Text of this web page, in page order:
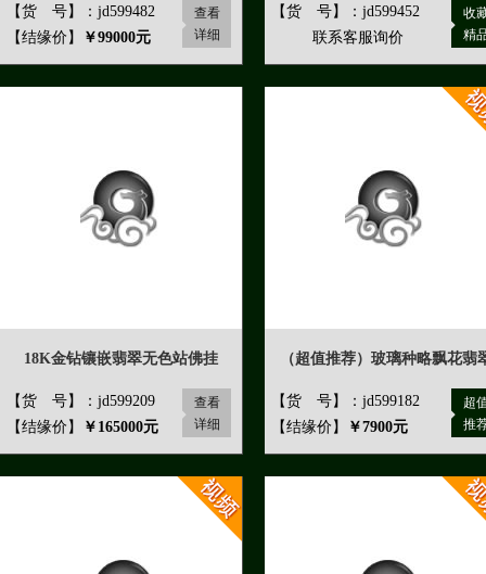
【货 号】：jd599482
【结缘价】
￥99000元
查看
详细
【货 号】：jd599452
联系客服询价
收
精
18K金钻镶嵌翡翠无色站佛挂
【货 号】：jd599209
【结缘价】
￥165000元
查看
详细
（超值推荐）玻璃种略飘花翡
【货 号】：jd599182
【结缘价】
￥7900元
超
推